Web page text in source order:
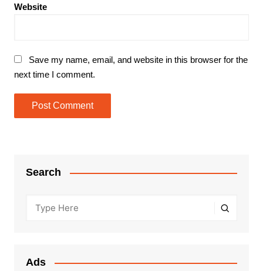
Website
Save my name, email, and website in this browser for the
next time I comment.
Search
Ads